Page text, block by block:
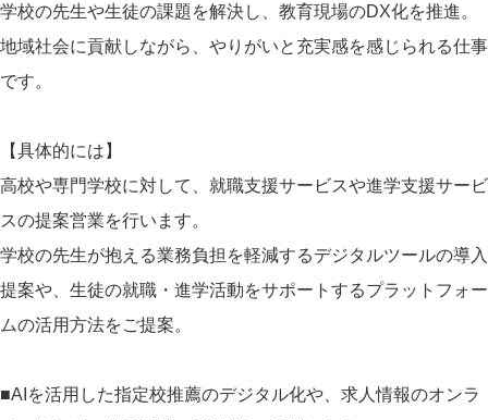
学校の先生や生徒の課題を解決し、教育現場のDX化を推進。
地域社会に貢献しながら、やりがいと充実感を感じられる仕事
です。
【具体的には】
高校や専門学校に対して、就職支援サービスや進学支援サービ
スの提案営業を行います。
学校の先生が抱える業務負担を軽減するデジタルツールの導入
提案や、生徒の就職・進学活動をサポートするプラットフォー
ムの活用方法をご提案。
■AIを活用した指定校推薦のデジタル化や、求人情報のオンラ